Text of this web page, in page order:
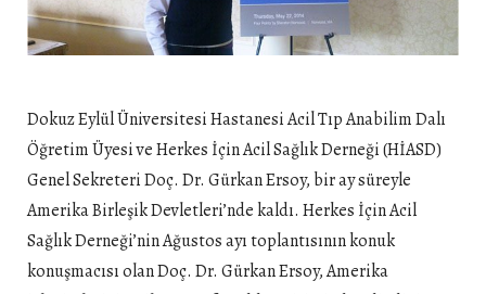
Dokuz Eylül Üniversitesi Hastanesi Acil Tıp Anabilim Dalı
Öğretim Üyesi ve Herkes İçin Acil Sağlık Derneği (HİASD)
Genel Sekreteri Doç. Dr. Gürkan Ersoy, bir ay süreyle
Amerika Birleşik Devletleri’nde kaldı. Herkes İçin Acil
Sağlık Derneği’nin Ağustos ayı toplantısının konuk
konuşmacısı olan Doç. Dr. Gürkan Ersoy, Amerika